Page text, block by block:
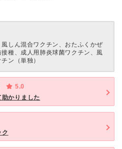
風しん混合ワクチン、おたふくかぜ
種、成人用肺炎球菌ワクチン、風
ン（単独）
5.0
かりました
ク